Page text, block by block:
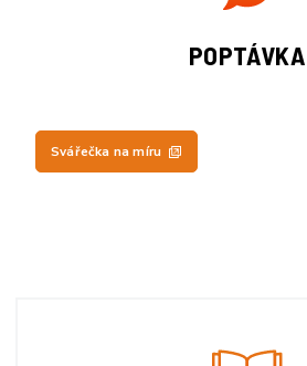
POPTÁVKA
Svářečka na míru